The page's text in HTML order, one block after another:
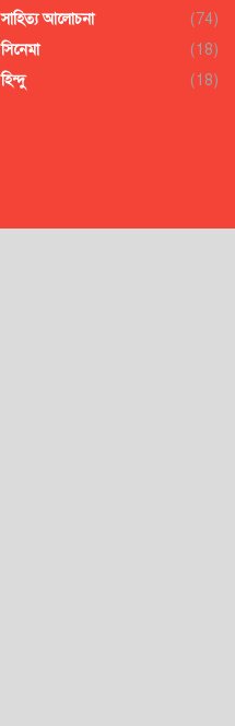
সাহিত্য আলোচনা
(74)
সিনেমা
(18)
হিন্দু
(18)